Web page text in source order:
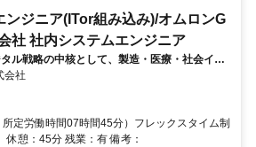
ンジニア(ITor組み込み)/オムロンG
社 社内システムエンジニア
ル戦略の中核として、製造・医療・社会イン
領域で現場DXを推進。スキルや志向性に合わ
最適なエンジニアポジションを打診します。
会社
定労働時間07時間45分）フレックスタイム制
休憩：45分 残業：有 備考：